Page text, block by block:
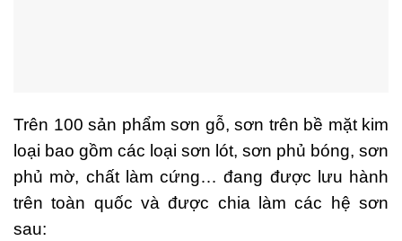
Trên 100 sản phẩm sơn gỗ, sơn trên bề mặt kim
loại bao gồm các loại sơn lót, sơn phủ bóng, sơn
phủ mờ, chất làm cứng… đang được lưu hành
trên toàn quốc và được chia làm các hệ sơn
sau: